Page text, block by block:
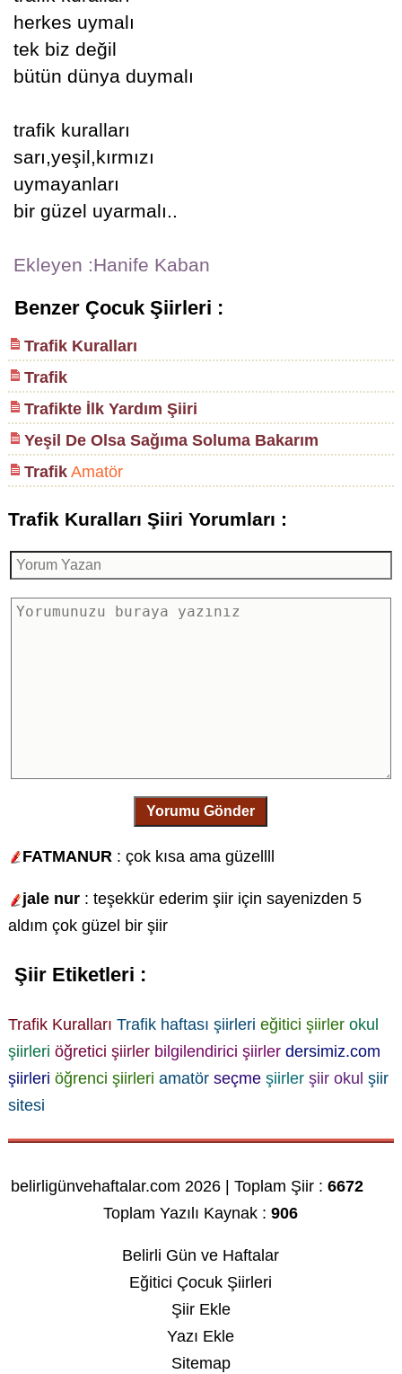
herkes uymalı
tek biz değil
bütün dünya duymalı
trafik kuralları
sarı,yeşil,kırmızı
uymayanları
bir güzel uyarmalı..
Ekleyen :Hanife Kaban
Benzer Çocuk Şiirleri :
Trafik Kuralları
Trafik
Trafikte İlk Yardım Şiiri
Yeşil De Olsa Sağıma Soluma Bakarım
TrafikAmatör
Trafik Kuralları Şiiri Yorumları :
Yorumu Gönder
FATMANUR : çok kısa ama güzellll
jale nur: teşekkür ederim şiir için sayenizden 5
aldım çok güzel bir şiir
Şiir Etiketleri :
Trafik Kuralları Trafik haftası şiirleri eğitici şiirler okul
şiirleri öğretici şiirler bilgilendirici şiirler dersimiz.com
şiirleri öğrenci şiirleri amatör seçme şiirler şiir okul şiir
sitesi
belirligünvehaftalar.com 2026 | Toplam Şiir :6672
Toplam Yazılı Kaynak :906
Belirli Gün ve Haftalar
Eğitici Çocuk Şiirleri
Şiir Ekle
Yazı Ekle
Sitemap